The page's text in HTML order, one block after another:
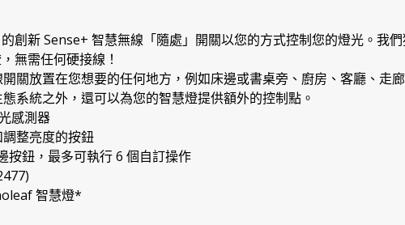
創新 Sense+ 智慧無線「隨處」開關以您的方式控制您的燈光。我
無需任何硬接線！
關放置在您想要的任何地方，例如床邊或書桌旁、廚房、客廳、走
系統之外，還可以為您的智慧燈提供額外的控制點。
感測器
整亮度的按鈕
按鈕，最多可執行 6 個自訂操作
智慧燈*